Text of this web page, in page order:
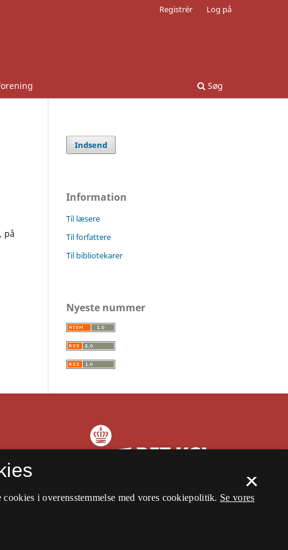
Søg
Registrér Log på
på
Indsend
Information
Til læsere
Til forfattere
Til bibliotekarer
Nyeste nummer
×
i overensstemmelse med vores cookiepolitik. Se vores